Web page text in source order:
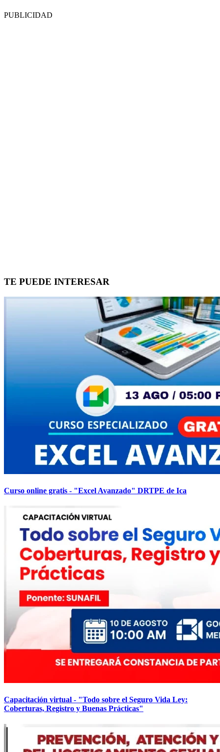
PUBLICIDAD
TE PUEDE INTERESAR
Curso online gratis - "Excel Avanzado" DRTPE de Ica
Capacitación virtual - "Todo sobre el Seguro Vida Ley:
Coberturas, Registro y Buenas Prácticas"